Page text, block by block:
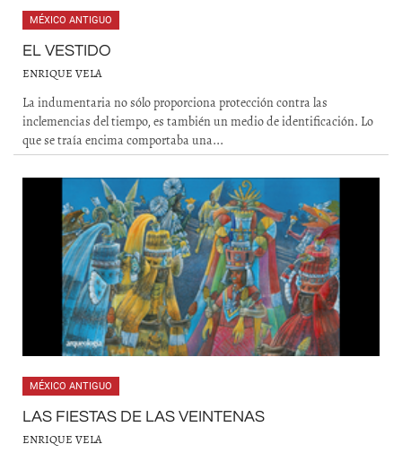
MÉXICO ANTIGUO
EL VESTIDO
ENRIQUE VELA
La indumentaria no sólo proporciona protección contra las
inclemencias del tiempo, es también un medio de identificación. Lo
que se traía encima comportaba una...
MÉXICO ANTIGUO
LAS FIESTAS DE LAS VEINTENAS
ENRIQUE VELA